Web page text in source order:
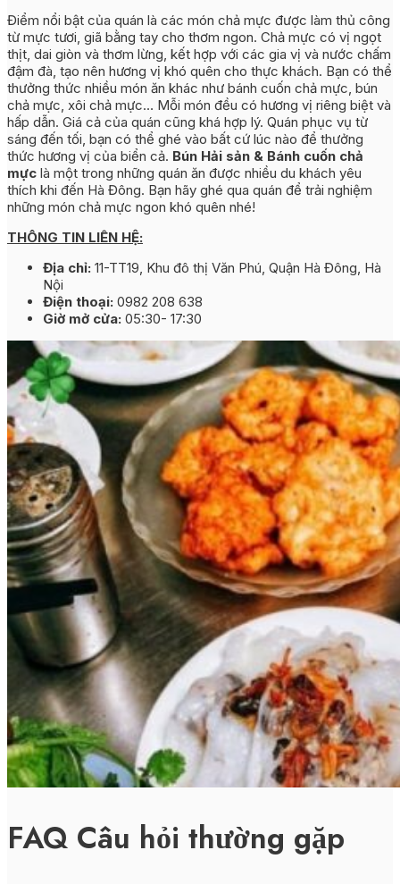
Điểm nổi bật của quán là các món chả mực được làm thủ công
từ mực tươi, giã bằng tay cho thơm ngon. Chả mực có vị ngọt
thịt, dai giòn và thơm lừng, kết hợp với các gia vị và nước chấm
đậm đà, tạo nên hương vị khó quên cho thực khách. Bạn có thể
thưởng thức nhiều món ăn khác như bánh cuốn chả mực, bún
chả mực, xôi chả mực… Mỗi món đều có hương vị riêng biệt và
hấp dẫn. Giá cả của quán cũng khá hợp lý. Quán phục vụ từ
sáng đến tối, bạn có thể ghé vào bất cứ lúc nào để thưởng
thức hương vị của biển cả. Bún Hải sản & Bánh cuốn chả
mực là một trong những quán ăn được nhiều du khách yêu
thích khi đến Hà Đông. Bạn hãy ghé qua quán để trải nghiệm
những món chả mực ngon khó quên nhé!
THÔNG TIN LIÊN HỆ:
Địa chỉ: 11-TT19, Khu đô thị Văn Phú, Quận Hà Đông, Hà
Nội
Điện thoại: 0982 208 638
Giờ mở cửa: 05:30- 17:30
FAQ Câu hỏi thường gặp